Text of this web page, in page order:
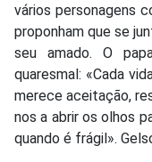
vários personagens
proponham que se
seu amado. O
quaresmal: «Cada
merece aceitação,
nos a abrir os olhos
quando é frágil».